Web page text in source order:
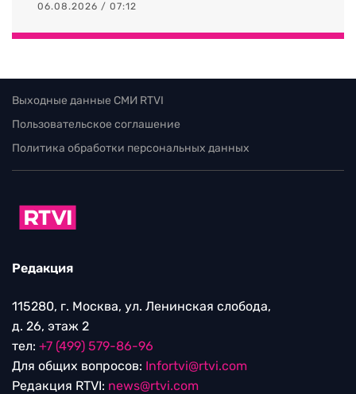
06.08.2026 / 07:12
Выходные данные СМИ RTVI
Пользовательское соглашение
Политика обработки персональных данных
Редакция
115280, г. Москва, ул. Ленинская слобода,
д. 26, этаж 2
тел: +7 (499) 579-86-96
Для общих вопросов: Infortvi@rtvi.com
Редакция RTVI: news@rtvi.com